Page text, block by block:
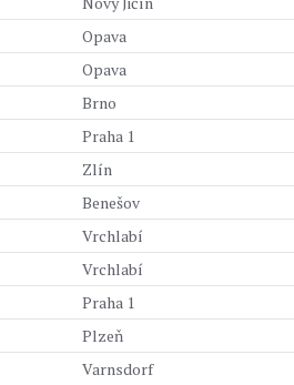
Opava
Opava
Brno
Praha 1
Zlín
Benešov
Vrchlabí
Vrchlabí
Praha 1
Plzeň
Varnsdorf